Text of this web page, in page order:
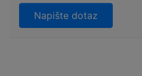
Napište dotaz